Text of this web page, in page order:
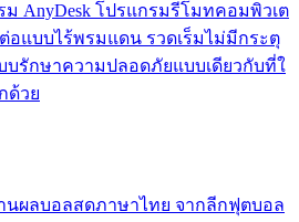
AnyDesk โปรแกรมรีโมทคอมพิวเต
อแบบไร้พรมแดน รวดเร็มไม่มีกระตุ
รักษาความปลอดภัยแบบเดียวกับที่ใ
ด้วย
านผลบอลสดภาษาไทย จากลีกฟุตบอล